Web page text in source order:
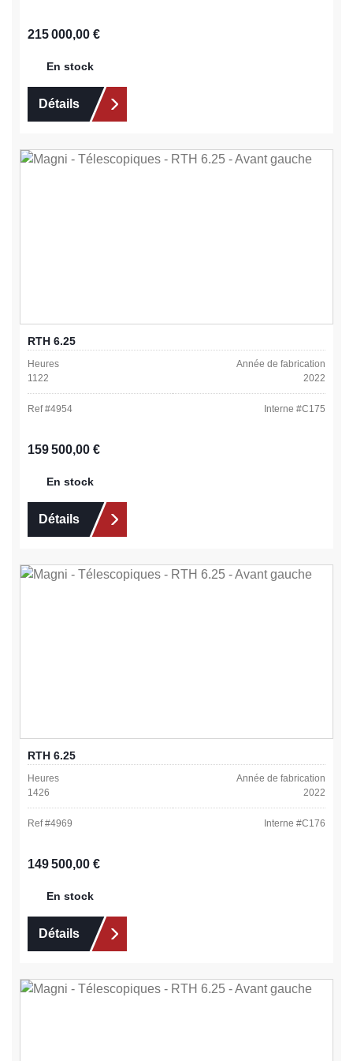
Prix régulier :
215 000,00 €
En stock
Détails
RTH 6.25
Heures
1122
Année de fabrication
2022
Ref #4954 Interne #C175
Prix régulier :
159 500,00 €
En stock
Détails
RTH 6.25
Heures
1426
Année de fabrication
2022
Ref #4969 Interne #C176
Prix régulier :
149 500,00 €
En stock
Détails